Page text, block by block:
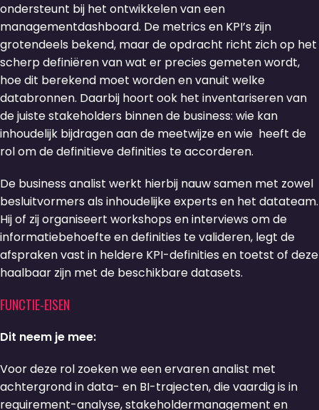
ondersteunt bij het ontwikkelen van een
managementdashboard. De metrics en KPI’s zijn
grotendeels bekend, maar de opdracht richt zich op het
scherp definiëren van wat er precies gemeten wordt,
hoe dit berekend moet worden en vanuit welke
databronnen. Daarbij hoort ook het inventariseren van
de juiste stakeholders binnen de business: wie kan
inhoudelijk bijdragen aan de meetwijze en wie heeft de
rol om de definitieve definities te accorderen.
De business analist werkt hierbij nauw samen met zowel
besluitvormers als inhoudelijke experts en het datateam.
Hij of zij organiseert workshops en interviews om de
informatiebehoefte en definities te valideren, legt de
afspraken vast in heldere KPI-definities en toetst of deze
haalbaar zijn met de beschikbare datasets.
FUNCTIE-EISEN
Dit neem je mee:
Voor deze rol zoeken we een ervaren analist met
achtergrond in data- en BI-trajecten, die vaardig is in
requirement-analyse, stakeholdermanagement en